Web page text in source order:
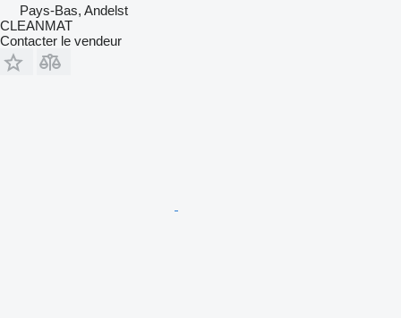
Pays-Bas, Andelst
CLEANMAT
Contacter le vendeur